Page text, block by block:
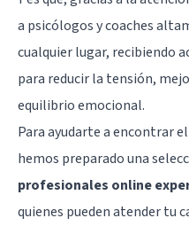
a psicólogos y coaches
cualquier lugar, recibiendo
para reducir la tensión,
equilibrio emocional.
Para ayudarte a encontrar
hemos preparado una
profesionales online
quienes pueden atender tu